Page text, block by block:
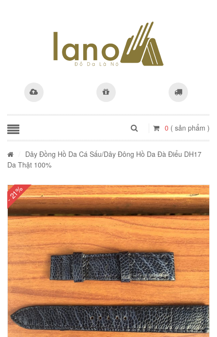
0 ( sản phẩm )
Dây Đồng Hồ Da Cá Sấu/Dây Đông Hồ Da Đà Điểu DH17
Da Thật 100%
- 21%